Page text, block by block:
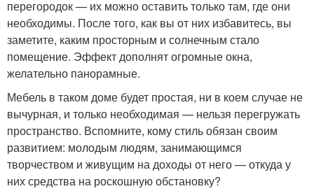
перегородок — их можно оставить только там, где они
необходимы. После того, как вы от них избавитесь, вы
заметите, каким просторным и солнечным стало
помещение. Эффект дополнят огромные окна,
желательно панорамные.
Мебель в таком доме будет простая, ни в коем случае не
вычурная, и только необходимая — нельзя перегружать
пространство. Вспомните, кому стиль обязан своим
развитием: молодым людям, занимающимся
творчеством и живущим на доходы от него — откуда у
них средства на роскошную обстановку?